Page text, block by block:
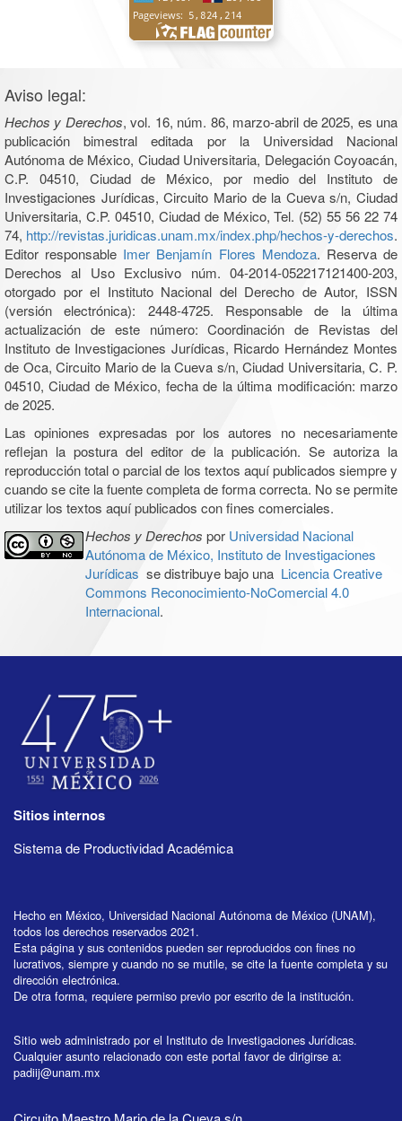
Aviso legal:
Hechos y Derechos, vol. 16, núm. 86, marzo-abril de 2025, es una
publicación bimestral editada por la Universidad Nacional
Autónoma de México, Ciudad Universitaria, Delegación Coyoacán,
C.P. 04510, Ciudad de México, por medio del Instituto de
Investigaciones Jurídicas, Circuito Mario de la Cueva s/n, Ciudad
Universitaria, C.P. 04510, Ciudad de México, Tel. (52) 55 56 22 74
74, http://revistas.juridicas.unam.mx/index.php/hechos-y-derechos.
Editor responsable Imer Benjamín Flores Mendoza. Reserva de
Derechos al Uso Exclusivo núm. 04-2014-052217121400-203,
otorgado por el Instituto Nacional del Derecho de Autor, ISSN
(versión electrónica): 2448-4725. Responsable de la última
actualización de este número: Coordinación de Revistas del
Instituto de Investigaciones Jurídicas, Ricardo Hernández Montes
de Oca, Circuito Mario de la Cueva s/n, Ciudad Universitaria, C. P.
04510, Ciudad de México, fecha de la última modificación: marzo
de 2025.
Las opiniones expresadas por los autores no necesariamente
reflejan la postura del editor de la publicación. Se autoriza la
reproducción total o parcial de los textos aquí publicados siempre y
cuando se cite la fuente completa de forma correcta. No se permite
utilizar los textos aquí publicados con fines comerciales.
Hechos y Derechos por Universidad Nacional
Autónoma de México, Instituto de Investigaciones
Jurídicas se distribuye bajo una Licencia Creative
Commons Reconocimiento-NoComercial 4.0
Internacional.
Sitios internos
Sistema de Productividad Académica
Hecho en México, Universidad Nacional Autónoma de México (UNAM),
todos los derechos reservados 2021.
Esta página y sus contenidos pueden ser reproducidos con fines no
lucrativos, siempre y cuando no se mutile, se cite la fuente completa y su
dirección electrónica.
De otra forma, requiere permiso previo por escrito de la institución.
Sitio web administrado por el Instituto de Investigaciones Jurídicas.
Cualquier asunto relacionado con este portal favor de dirigirse a:
padiij@unam.mx